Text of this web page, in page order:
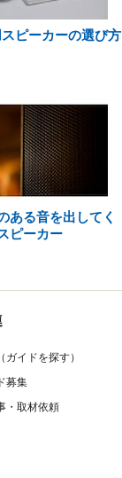
ピーカーの選び方
ある音を出してく
ピーカー
イドを探す）
募集
・取材依頼